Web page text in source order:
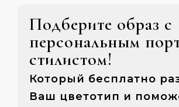
Подберите образ с
персональным
стилистом!
Который бесплатно
Ваш цветотип и